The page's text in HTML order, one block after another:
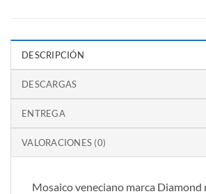
DESCRIPCIÓN
DESCARGAS
ENTREGA
VALORACIONES (0)
Mosaico veneciano marca Diamond